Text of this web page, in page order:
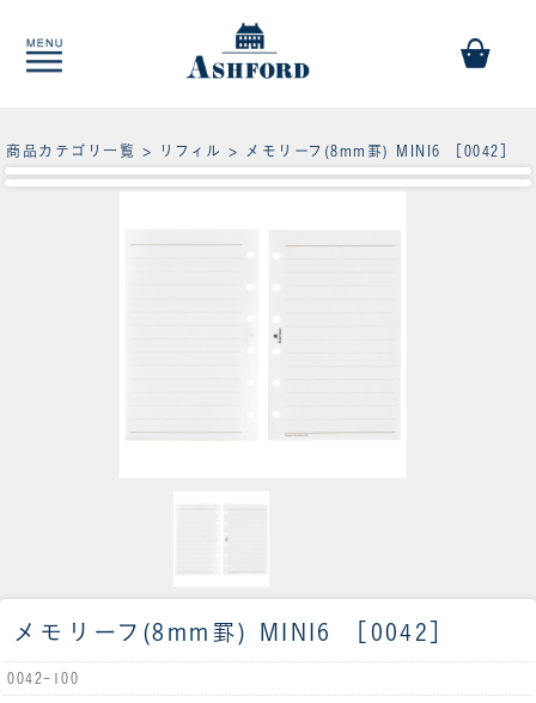
商品カテゴリ一覧 > リフィル > メモリーフ(8mm罫) MINI6 ［0042］
メモリーフ(8mm罫) MINI6 ［0042］
0042-100